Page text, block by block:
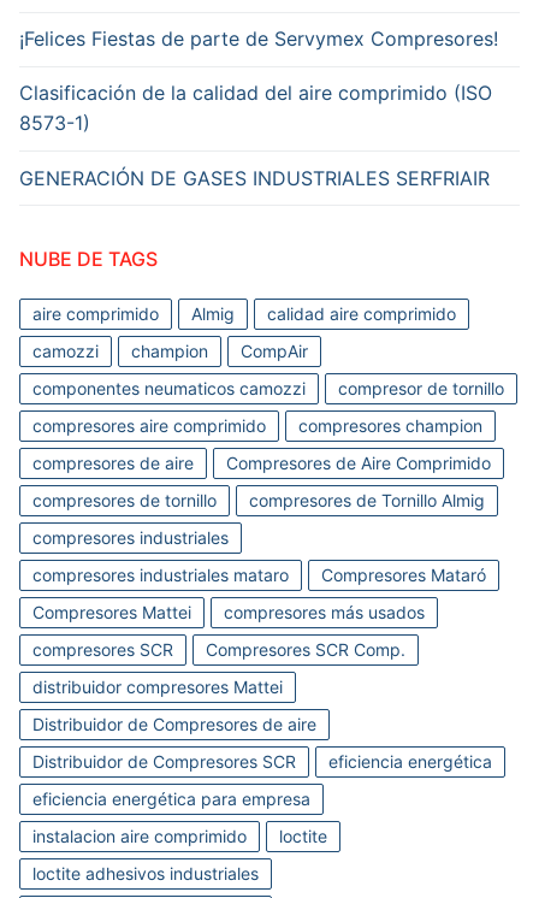
¡Felices Fiestas de parte de Servymex Compresores!
Clasificación de la calidad del aire comprimido (ISO
8573-1)
GENERACIÓN DE GASES INDUSTRIALES SERFRIAIR
NUBE DE TAGS
aire comprimido Almig
calidad aire comprimido
camozzi
champion
CompAir
componentes neumaticos camozzi
compresor de tornillo
compresores aire comprimido
compresores champion
compresores de aire
Compresores de Aire Comprimido
compresores de tornillo
compresores de Tornillo Almig
compresores industriales
compresores industriales mataro
Compresores Mataró
Compresores Mattei
compresores más usados
compresores SCR
Compresores SCR Comp.
distribuidor compresores Mattei
Distribuidor de Compresores de aire
Distribuidor de Compresores SCR
eficiencia energética
eficiencia energética para empresa
instalacion aire comprimido
loctite
loctite adhesivos industriales